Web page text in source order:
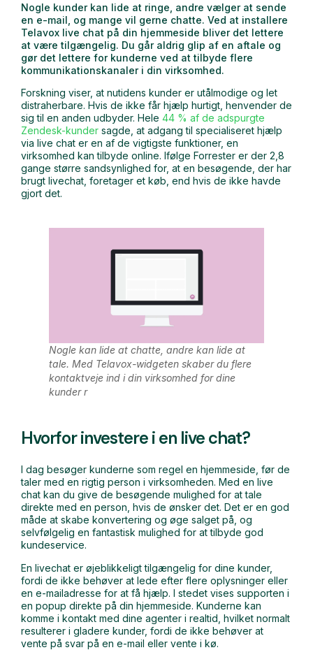
Nogle kunder kan lide at ringe, andre vælger at sende
en e-mail, og mange vil gerne chatte. Ved at installere
Telavox live chat på din hjemmeside bliver det lettere
at være tilgængelig. Du går aldrig glip af en aftale og
gør det lettere for kunderne ved at tilbyde flere
kommunikationskanaler i din virksomhed.
Forskning viser, at nutidens kunder er utålmodige og let
distraherbare. Hvis de ikke får hjælp hurtigt, henvender de
sig til en anden udbyder. Hele 44 % af de adspurgte
Zendesk-kunder sagde, at adgang til specialiseret hjælp
via live chat er en af de vigtigste funktioner, en
virksomhed kan tilbyde online. Ifølge Forrester er der 2,8
gange større sandsynlighed for, at en besøgende, der har
brugt livechat, foretager et køb, end hvis de ikke havde
gjort det.
Nogle kan lide at chatte, andre kan lide at
tale. Med Telavox-widgeten skaber du flere
kontaktveje ind i din virksomhed for dine
kunderr
Hvorfor investere i en live chat?
I dag besøger kunderne som regel en hjemmeside, før de
taler med en rigtig person i virksomheden. Med en live
chat kan du give de besøgende mulighed for at tale
direkte med en person, hvis de ønsker det. Det er en god
måde at skabe konvertering og øge salget på, og
selvfølgelig en fantastisk mulighed for at tilbyde god
kundeservice.
En livechat er øjeblikkeligt tilgængelig for dine kunder,
fordi de ikke behøver at lede efter flere oplysninger eller
en e-mailadresse for at få hjælp. I stedet vises supporten i
en popup direkte på din hjemmeside. Kunderne kan
komme i kontakt med dine agenter i realtid, hvilket normalt
resulterer i gladere kunder, fordi de ikke behøver at
vente på svar på en e-mail eller vente i kø.